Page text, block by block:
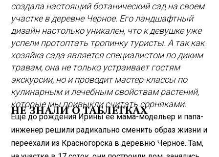
создала настоящий ботанический сад на своем
участке в деревне Черное. Его ландшафтный
дизайн настолько уникален, что к девушке уже
успели протоптать тропинку туристы. А так как
хозяйка сада является специалистом по диким
травам, она не только устраивает гостям
экскурсии, но и проводит мастер-классы по
кулинарным и лечебным свойствам растений,
которые мы привыкли считать сорняками.
НЕ ЗНАЛИ О ТАБЛЕТКАХ
Еще до рождения Ирины ее мама-модельер и папа-
инженер решили радикально сменить образ жизни и
переехали из Красногорска в деревню Черное. Там,